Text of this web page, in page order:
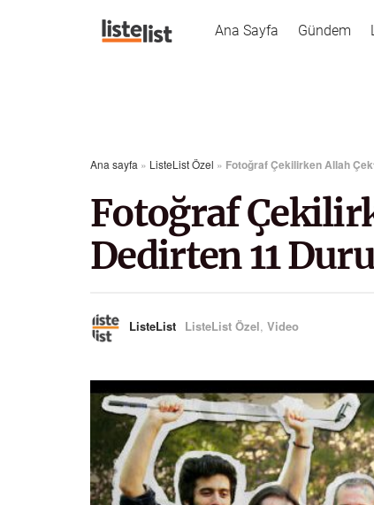
Ana Sayfa Gündem
Ana sayfa » ListeList Özel » Fotoğraf Çekilirken Allah
Fotoğraf
Dedirten 11
ListeList ListeList Özel, Video